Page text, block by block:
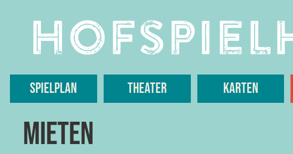
Spielplan Theater Karten
Mieten